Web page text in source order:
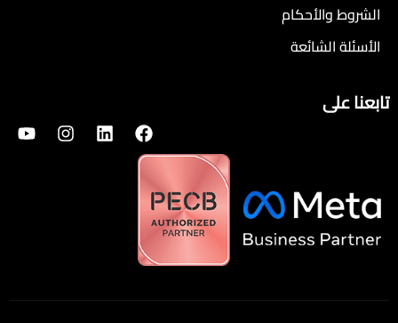
الشروط والأحكام
الأسئلة الشائعة
تابعنا على